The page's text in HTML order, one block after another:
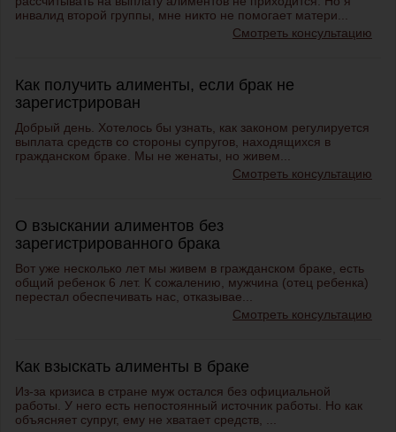
инвалид второй группы, мне никто не помогает матери...
Смотреть консультацию
Как получить алименты, если брак не
зарегистрирован
Добрый день. Хотелось бы узнать, как законом регулируется
выплата средств со стороны супругов, находящихся в
гражданском браке. Мы не женаты, но живем...
Смотреть консультацию
О взыскании алиментов без
зарегистрированного брака
Вот уже несколько лет мы живем в гражданском браке, есть
общий ребенок 6 лет. К сожалению, мужчина (отец ребенка)
перестал обеспечивать нас, отказывае...
Смотреть консультацию
Как взыскать алименты в браке
Из-за кризиса в стране муж остался без официальной
работы. У него есть непостоянный источник работы. Но как
объясняет супруг, ему не хватает средств, ...